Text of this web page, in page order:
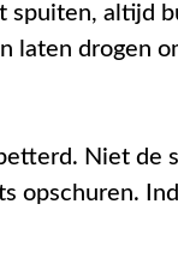
spuiten, altijd
drogen
Niet
opschuren.